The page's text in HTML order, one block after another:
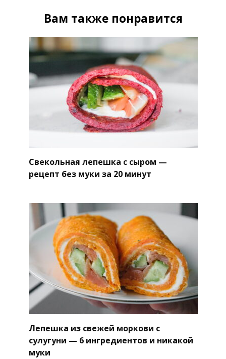
Вам также понравится
Свекольная лепешка с сыром —
рецепт без муки за 20 минут
Лепешка из свежей моркови с
сулугуни — 6 ингредиентов и никакой
муки